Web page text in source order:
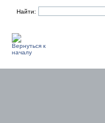
Найти: